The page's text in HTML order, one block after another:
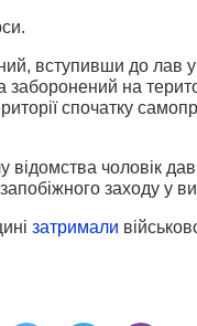
вступивши до лав
заборонений на
спочатку
відомства чоловік
заходу у
затримали